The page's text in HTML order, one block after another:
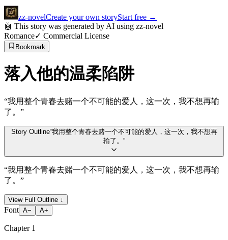
zz-novelCreate your own storyStart free →
🤖 This story was generated by AI using zz-novel
Romance✓ Commercial License
Bookmark
落入他的温柔陷阱
“我用整个青春去赌一个不可能的爱人，这一次，我不想再输
了。 ”
Story Outline“我用整个青春去赌一个不可能的爱人，这一次，我不想再
输了。 ”
“我用整个青春去赌一个不可能的爱人，这一次，我不想再输
了。 ”
View Full Outline ↓
Font A− A+
Chapter 1